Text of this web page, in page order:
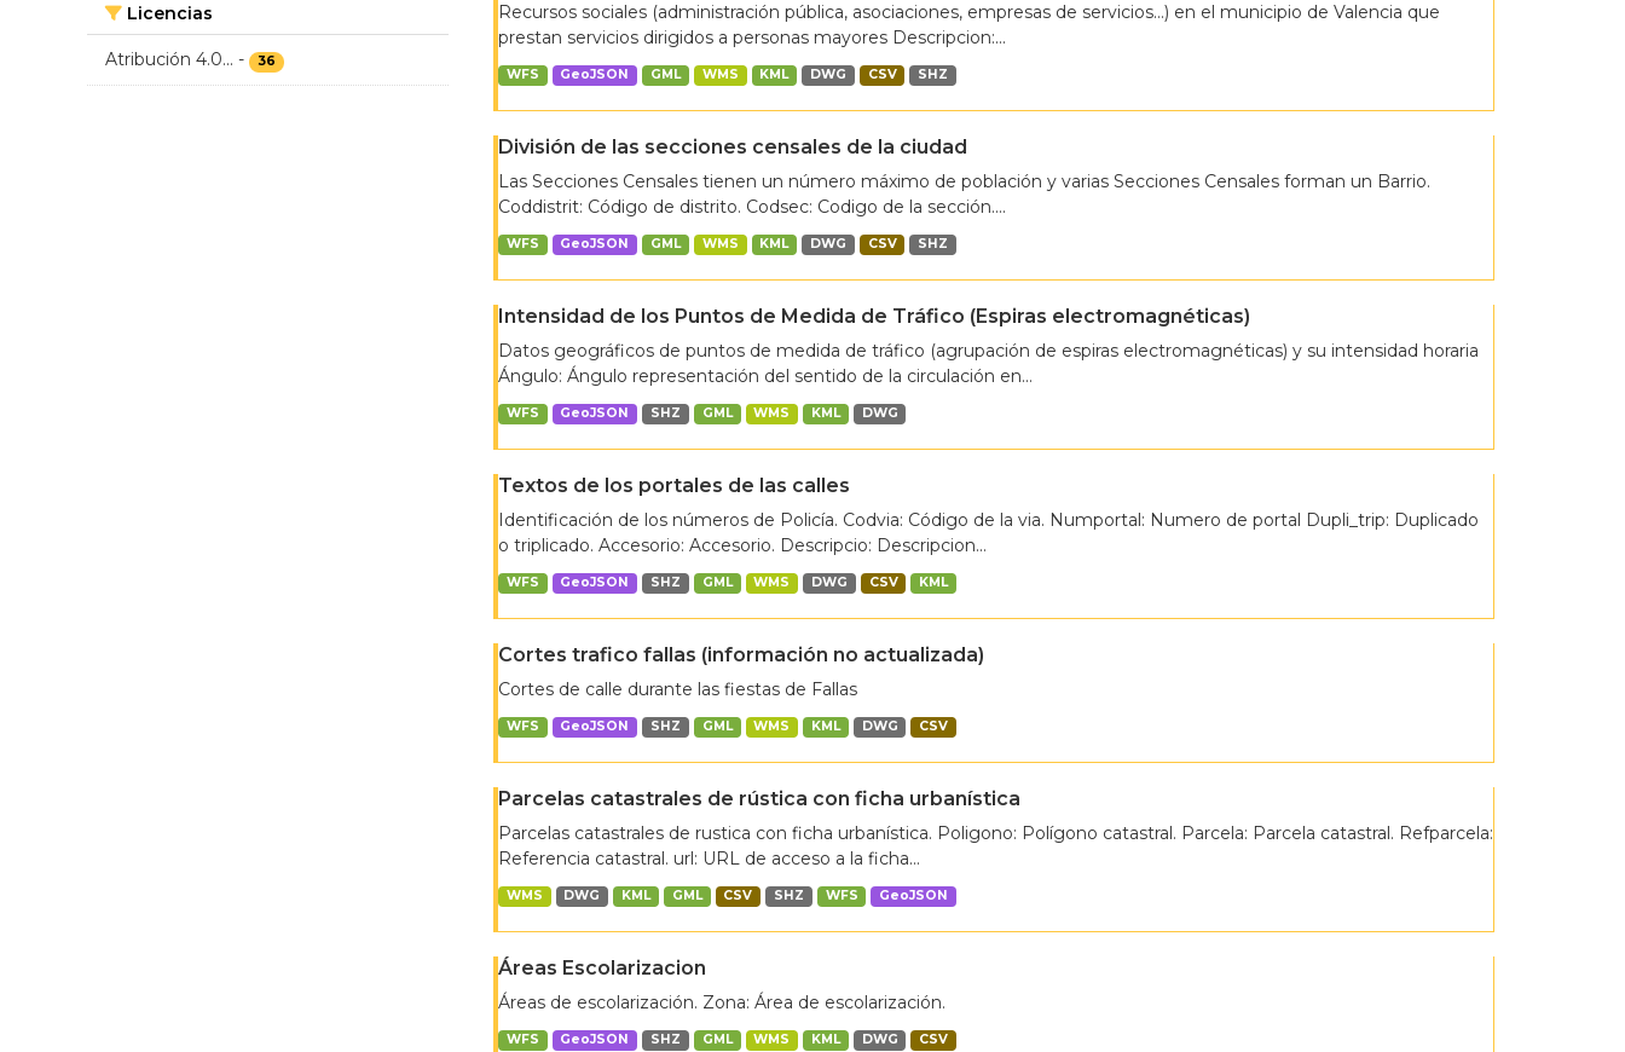
Licencias
Atribución 4.0... - 36
Recursos sociales (administración pública, asociaciones, empresas de servicios…) en el municipio de Valencia que
prestan servicios dirigidos a personas mayores Descripcion:...
WFS GeoJSON GML WMS KML DWG CSV SHZ
División de las secciones censales de la ciudad
Las Secciones Censales tienen un número máximo de población y varias Secciones Censales forman un Barrio.
Coddistrit: Código de distrito. Codsec: Codigo de la sección....
WFS GeoJSON GML WMS KML DWG CSV SHZ
Intensidad de los Puntos de Medida de Tráfico (Espiras electromagnéticas)
Datos geográficos de puntos de medida de tráfico (agrupación de espiras electromagnéticas) y su intensidad horaria
Ángulo: Ángulo representación del sentido de la circulación en...
WFS GeoJSON SHZ GML WMS KML DWG
Textos de los portales de las calles
Identificación de los números de Policía. Codvia: Código de la via. Numportal: Numero de portal Dupli_trip: Duplicado
o triplicado. Accesorio: Accesorio. Descripcio: Descripcion...
WFS GeoJSON SHZ GML WMS DWG CSV KML
Cortes trafico fallas (información no actualizada)
Cortes de calle durante las fiestas de Fallas
WFS GeoJSON SHZ GML WMS KML DWG CSV
Parcelas catastrales de rústica con ficha urbanística
Parcelas catastrales de rustica con ficha urbanística. Poligono: Polígono catastral. Parcela: Parcela catastral. Refparcela:
Referencia catastral. url: URL de acceso a la ficha...
WMS DWG KML GML CSV SHZ WFS GeoJSON
Áreas Escolarizacion
Áreas de escolarización. Zona: Área de escolarización.
WFS GeoJSON SHZ GML WMS KML DWG CSV